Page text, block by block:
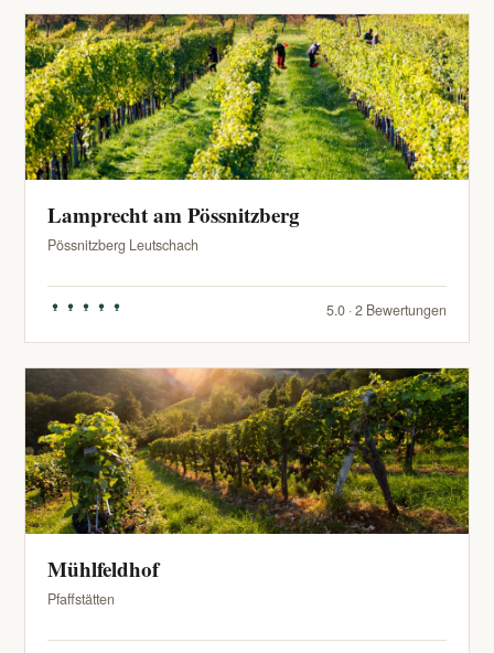
Lamprecht am Pössnitzberg
Pössnitzberg Leutschach
5.0 · 2 Bewertungen
Mühlfeldhof
Pfaffstätten